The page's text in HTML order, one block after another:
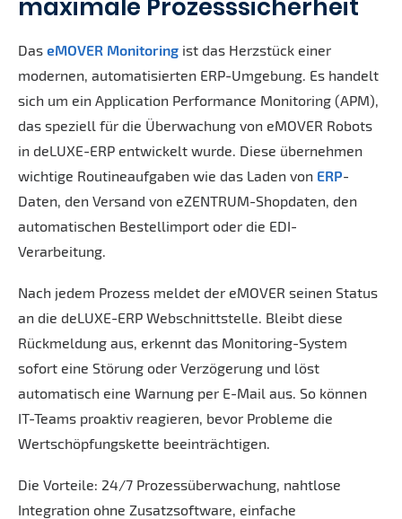
maximale Prozesssicherheit
Das eMOVER Monitoring ist das Herzstück einer
modernen, automatisierten ERP-Umgebung. Es handelt
sich um ein Application Performance Monitoring (APM),
das speziell für die Überwachung von eMOVER Robots
in deLUXE-ERP entwickelt wurde. Diese übernehmen
wichtige Routineaufgaben wie das Laden von ERP-
Daten, den Versand von eZENTRUM-Shopdaten, den
automatischen Bestellimport oder die EDI-
Verarbeitung.
Nach jedem Prozess meldet der eMOVER seinen Status
an die deLUXE-ERP Webschnittstelle. Bleibt diese
Rückmeldung aus, erkennt das Monitoring-System
sofort eine Störung oder Verzögerung und löst
automatisch eine Warnung per E-Mail aus. So können
IT-Teams proaktiv reagieren, bevor Probleme die
Wertschöpfungskette beeinträchtigen.
Die Vorteile: 24/7 Prozessüberwachung, nahtlose
Integration ohne Zusatzsoftware, einfache